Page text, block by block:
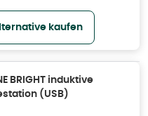
kaufen
BRIGHT induktive
(USB)